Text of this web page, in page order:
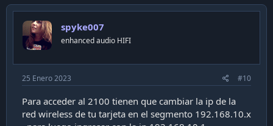
v
spyke007
enhanced audio HIFI
25 Enero 2023 #10
Para acceder al 2100 tienen que cambiar la ip de la
red wireless de tu tarjeta en el segmento 192.168.10.x